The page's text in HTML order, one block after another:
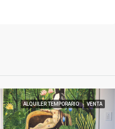
ALQUILER TEMPORARIO VENTA